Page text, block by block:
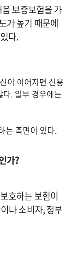
보증보험을 가
가 높기 때문에
다.
이 이어지면 신용
. 일부 경우에는
는 측면이 있다.
가?
호하는 보험이
나 소비자, 정부